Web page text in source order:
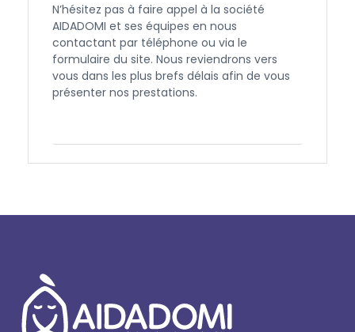
N’hésitez pas à faire appel à la société
AIDADOMI et ses équipes en nous
contactant par téléphone ou via le
formulaire du site. Nous reviendrons vers
vous dans les plus brefs délais afin de vous
présenter nos prestations.